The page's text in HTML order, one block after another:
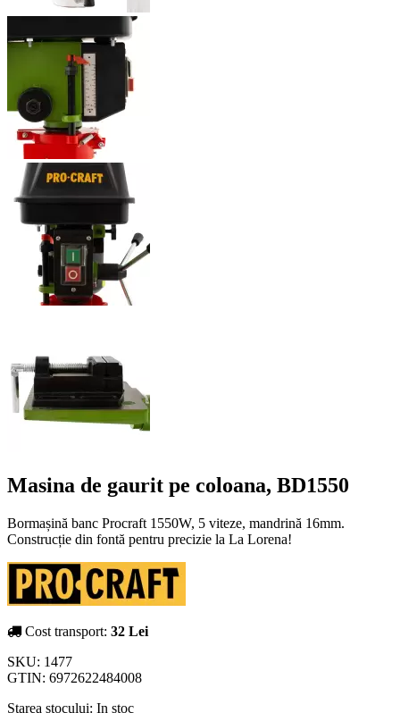
Masina de gaurit pe coloana, BD1550
Bormașină banc Procraft 1550W, 5 viteze, mandrină 16mm.
Construcție din fontă pentru precizie la La Lorena!
Cost transport: 32 Lei
SKU: 1477
GTIN: 6972622484008
Starea stocului: In stoc